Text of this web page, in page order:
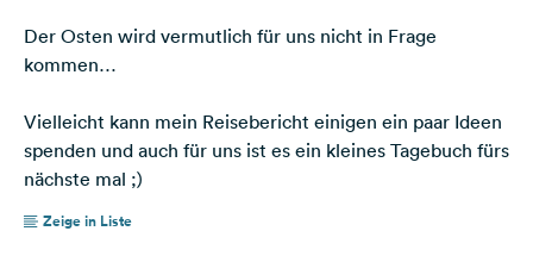
Der Osten wird vermutlich für uns nicht in Frage
kommen…
Vielleicht kann mein Reisebericht einigen ein paar Ideen
spenden und auch für uns ist es ein kleines Tagebuch fürs
nächste mal ;)
Zeige in Liste